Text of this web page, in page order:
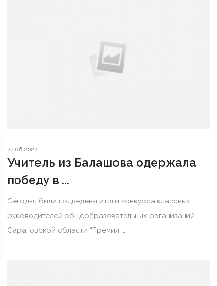
24.06.2022
Учитель из Балашова одержала
победу в ...
Сегодня были подведены итоги конкурса классных
руководителей общеобразовательных организаций
Саратовской области “Премия ...